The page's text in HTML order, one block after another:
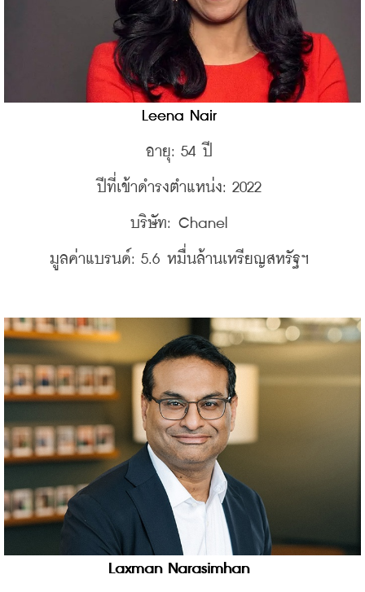
Leena Nair
อายุ: 54 ปี
ปีที่เข้าดำรงตำแหน่ง: 2022
บริษัท: Chanel
มูลค่าแบรนด์: 5.6 หมื่นล้านเหรียญสหรัฐฯ
Laxman Narasimhan